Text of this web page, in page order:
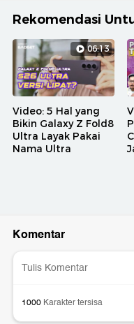
Rekomendasi
06:13
Video: 5 Hal yang
Bikin Galaxy Z Fold8
Ultra Layak Pakai
Nama Ultra